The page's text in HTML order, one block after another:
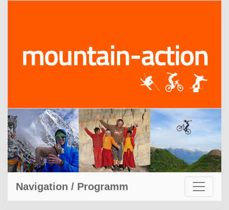
Navigation / Programm